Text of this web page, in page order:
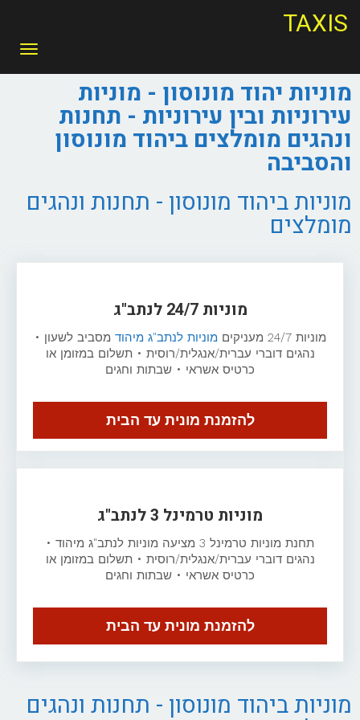
TAXIS
מוניות יהוד מונוסון - מוניות
עירוניות ובין עירוניות - תחנות
ונהגים מומלצים ביהוד מונוסון
והסביבה
מוניות ביהוד מונוסון - תחנות ונהגים
מומלצים
מוניות 24/7 לנתב"ג
מוניות 24/7 מעניקים מוניות לנתב"ג מיהוד מסביב לשעון •
נהגים דוברי עברית/אנגלית/רוסית • תשלום במזומן או
כרטיס אשראי • שבתות וחגים
להזמנת מונית עד הבית
מוניות טרמינל 3 לנתב"ג
תחנת מוניות טרמינל 3 מציעה מוניות לנתב"ג מיהוד •
נהגים דוברי עברית/אנגלית/רוסית • תשלום במזומן או
כרטיס אשראי • שבתות וחגים
להזמנת מונית עד הבית
מוניות ביהוד מונוסון - תחנות ונהגים